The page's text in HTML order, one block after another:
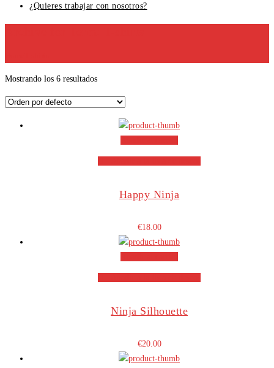
¿Quieres trabajar con nosotros?
Mostrando los 6 resultados
Happy Ninja
€18.00
Ninja Silhouette
€20.00